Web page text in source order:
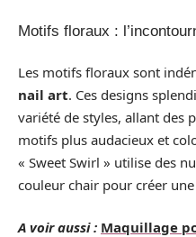
Motifs floraux :
Les motifs floraux sont
nail art. Ces designs
variété de styles, allant des
motifs plus audacieux et
« Sweet Swirl » utilise des
couleur chair pour créer
A voir aussi : Maquillage